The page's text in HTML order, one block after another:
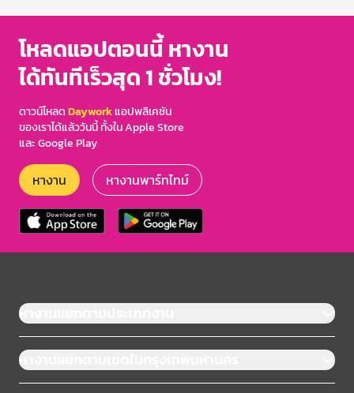
of
โหลดแอปตอนนี้ หางาน
ได้ทันทีเร็วสุด 1 ชั่วโมง!
ดาวน์โหลดDayworkแอปพลิเคชัน
ของเราได้แล้ววันนี้ ทั้งใน Apple Store
และ Google Play
หางาน หางานพาร์ทไทม์
หางานแยกตามประเภทงาน
หางานแยกตามเขตในกรุงเทพมหานคร